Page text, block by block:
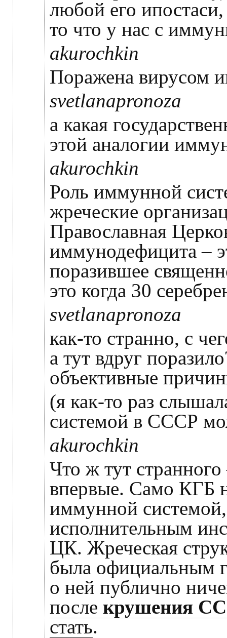
любой его
то что у нас с
akurochkin
Поражена вирусом
svetlanapronoza
а какая
этой аналогии
akurochkin
Роль иммунной
жреческие
Православная
иммунодефицита –
поразившее
это когда 30
svetlanapronoza
как-то странно, с
а тут вдруг
объективные
(я как-то раз
системой в СССР
akurochkin
Что ж тут странного
впервые. Само КГБ
иммунной
исполнительным
ЦК. Жреческая
была официальным
о ней публично
после крушения
стать.